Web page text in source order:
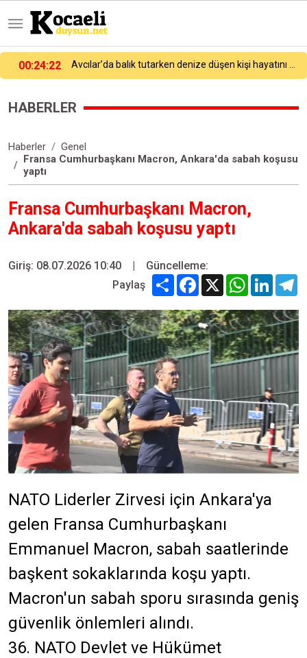
23:58:42
HABERLER
Haberler
Genel
Fransa Cumhurbaşkanı Macron, Ankara'da sabah koşusu
yaptı
Fransa Cumhurbaşkanı Macron,
Ankara'da sabah koşusu yaptı
Giriş: 08.07.2026 10:40 |
Güncelleme:
Paylaş
Share Facebook
X WhatsApp
NATO Liderler Zirvesi için Ankara'ya
gelen Fransa Cumhurbaşkanı
Emmanuel Macron, sabah saatlerinde
başkent sokaklarında koşu yaptı.
Macron'un sabah sporu sırasında geniş
güvenlik önlemleri alındı.
36. NATO Devlet ve Hükümet